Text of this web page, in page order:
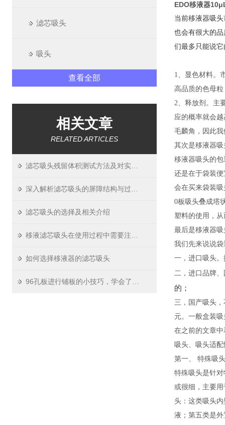
滤芯吸头
吸头
查看全部
相关文章
RELATED ARTICLES
滤芯吸头的选择及相关介绍
如何选择移液器的滤芯吸头
EDO移液器
当前移液器吸
也会有很大的
们最多只能说
1、显色材料。
高品质的色母
2、释放剂。主
应的概率就会
毛麟角，因此
其次是移液器
移液器吸头的
还是在于袋装
会在买来袋装
0板吸头叠成塔
塑料的使用，
最后是移液器
我们先来说说袋
一，进口吸头。
二，进口品牌
的；
三，国产吸头
元。一般盒装
在之前的文章
吸头、吸头适
第一、 特殊吸
特殊吸头是针
或很细，主要
头：这类吸头
液；第五类是